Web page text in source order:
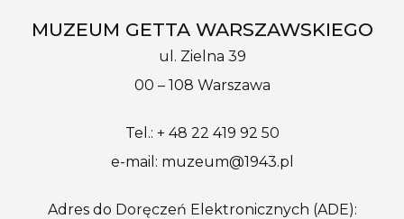
MUZEUM GETTA WARSZAWSKIEGO
ul. Zielna 39
00 – 108 Warszawa
Tel.: + 48 22 419 92 50
e-mail: muzeum@1943.pl
Adres do Doręczeń Elektronicznych (ADE):